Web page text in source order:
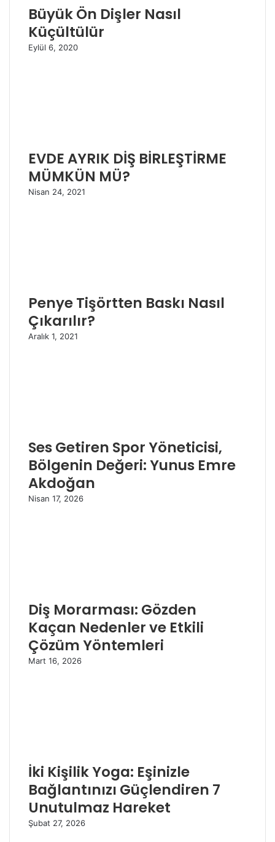
Büyük Ön Dişler Nasıl
Küçültülür
Eylül 6, 2020
EVDE AYRIK DİŞ BİRLEŞTİRME
MÜMKÜN MÜ?
Nisan 24, 2021
Penye Tişörtten Baskı Nasıl
Çıkarılır?
Aralık 1, 2021
Ses Getiren Spor Yöneticisi,
Bölgenin Değeri: Yunus Emre
Akdoğan
Nisan 17, 2026
Diş Morarması: Gözden
Kaçan Nedenler ve Etkili
Çözüm Yöntemleri
Mart 16, 2026
İki Kişilik Yoga: Eşinizle
Bağlantınızı Güçlendiren 7
Unutulmaz Hareket
Şubat 27, 2026